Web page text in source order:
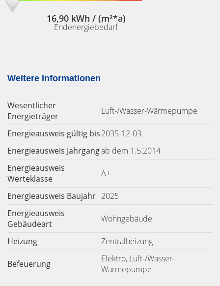
16,90 kWh / (m²*a)
Endenergiebedarf
Weitere Informationen
Wesentlicher
Energieträger
Luft-/Wasser-Wärmepumpe
Energieausweis gültig bis2035-12-03
Energieausweis Jahrgangab dem 1.5.2014
Energieausweis
Werteklasse
A+
Energieausweis Baujahr 2025
Energieausweis
Gebäudeart
Wohngebäude
Heizung Zentralheizung
Befeuerung
Elektro, Luft-/Wasser-
Wärmepumpe